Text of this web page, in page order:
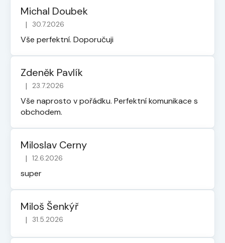
Michal Doubek
Hodnocení obchodu je 5 z 5 hvězdiček.
| 30.7.2026
Vše perfektní. Doporučuji
Zdeněk Pavlík
Hodnocení obchodu je 5 z 5 hvězdiček.
| 23.7.2026
Vše naprosto v pořádku. Perfektní komunikace s
obchodem.
Miloslav Cerny
Hodnocení obchodu je 5 z 5 hvězdiček.
| 12.6.2026
super
Miloš Šenkýř
Hodnocení obchodu je 5 z 5 hvězdiček.
| 31.5.2026